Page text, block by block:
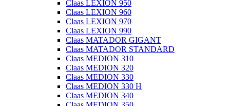
Claas LEXION 950
Claas LEXION 960
Claas LEXION 970
Claas LEXION 990
Claas MATADOR GIGANT
Claas MATADOR STANDARD
Claas MEDION 310
Claas MEDION 320
Claas MEDION 330
Claas MEDION 330 H
Claas MEDION 340